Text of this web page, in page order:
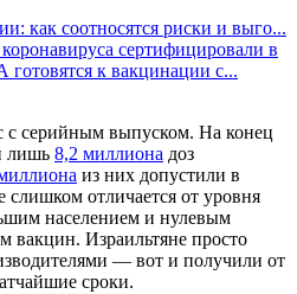
как соотносятся риски и выго...
сертифицировали в
к вакцинации с...
с серийным выпуском. На конец
лишь 8,2 миллиона доз
из них допустили в
слишком отличается от уровня
населением и нулевым
вакцин. Израильтяне просто
— вот и получили от
сроки.